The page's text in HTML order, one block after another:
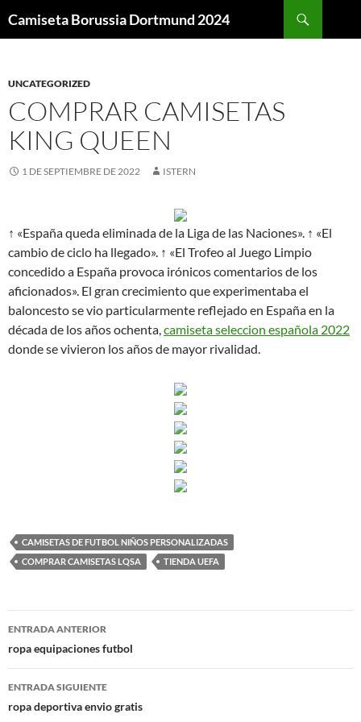
Camiseta Borussia Dortmund 2024
UNCATEGORIZED
COMPRAR CAMISETAS
KING QUEEN
1 DE SEPTIEMBRE DE 2022 ISTERN
↑ «España queda eliminada de la Liga de las Naciones». ↑ «El
cambio de ciclo ha llegado». ↑ «El Trofeo al Juego Limpio
concedido a España provoca irónicos comentarios de los
aficionados». El gran crecimiento que experimentaba el
baloncesto se vio particularmente reflejado en España en la
década de los años ochenta,camiseta seleccion española 2022
donde se vivieron los años de mayor rivalidad.
CAMISETAS DE FUTBOL NIÑOS PERSONALIZADAS
COMPRAR CAMISETAS LQSA
TIENDA UEFA
Navegación
de
entradas
ENTRADA ANTERIOR
ropa equipaciones futbol
ENTRADA SIGUIENTE
ropa deportiva envio gratis